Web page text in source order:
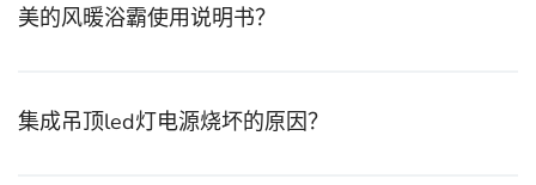
美的风暖浴霸使用说明书？
集成吊顶led灯电源烧坏的原因？